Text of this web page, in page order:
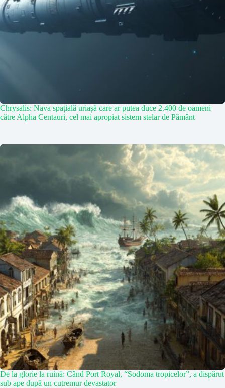
Chrysalis: Nava spațială uriașă care ar putea duce 2.400 de oameni
către Alpha Centauri, cel mai apropiat sistem stelar de Pământ
De la glorie la ruină: Când Port Royal, “Sodoma tropicelor”, a dispărut
sub ape după un cutremur devastator